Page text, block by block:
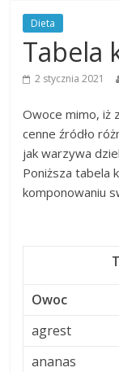
Dieta
Tabela
2 stycznia 2021
Owoce mimo, iż
cenne źródło
jak warzywa
Poniższa tabela
komponowaniu
Owoc
agrest
ananas